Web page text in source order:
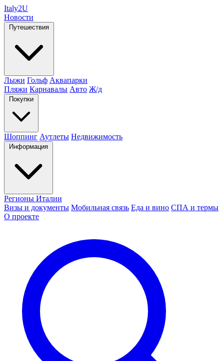
Italy2U
Новости
Путешествия
Лыжи Гольф Аквапарки
Пляжи Карнавалы Авто Ж/д
Покупки
Шоппинг Аутлеты Недвижимость
Информация
Регионы Италии
Визы и документы Мобильная связь Еда и вино СПА и термы
О проекте